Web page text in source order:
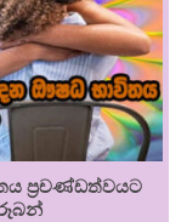
ප්‍රචණ්ඩත්වයට